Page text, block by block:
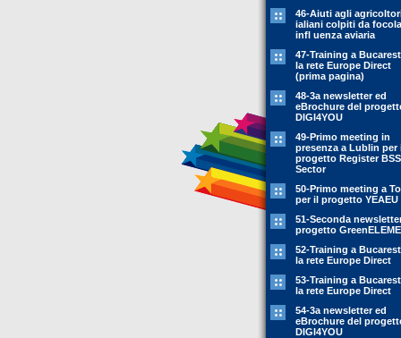
46-Aiuti agli
ialiani colpiti da
infl uenza aviaria
47-Training a
la rete Europe Direct
(prima pagina)
48-3a newsletter ed
eBrochure del
DIGI4YOU
49-Primo meeting in
presenza a Lublin per
progetto Register BSS
Sector
50-Primo meeting a
per il progetto YEAEU
51-Seconda
progetto
52-Training a
la rete Europe Direct
53-Training a
la rete Europe Direct
54-3a newsletter ed
eBrochure del
DIGI4YOU